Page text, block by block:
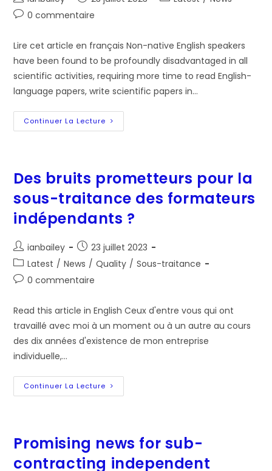
de
published:
Post0 commentaire
Lire cet article en français Non-native English speakers
have been found to be profoundly disadvantaged in all
scientific activities, requiring more time to read English-
language papers, write scientific papers in…
Continuer La Lecture Breaking
The
Native
English-
Scientists
Des bruits prometteurs pour la
sous-traitance des formateurs
indépendants ?
Auteur/autrice
de
la
publication :
ianbailey
Post
published:
23 juillet 2023
Post
category:
Latest / News / Quality / Sous-traitance
Post0 commentaire
Read this article in English Ceux d'entre vous qui ont
travaillé avec moi à un moment ou à un autre au cours
des dix années d'existence de mon entreprise
individuelle,…
Continuer La Lecture Des
Bruits
Traitance
Des
Formateurs
Indépendants
Promising news for sub-
contracting independent